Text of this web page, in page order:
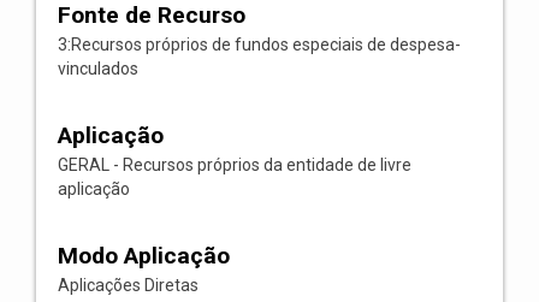
Fonte de Recurso
3:Recursos próprios de fundos especiais de despesa-
vinculados
Aplicação
GERAL - Recursos próprios da entidade de livre
aplicação
Modo Aplicação
Aplicações Diretas